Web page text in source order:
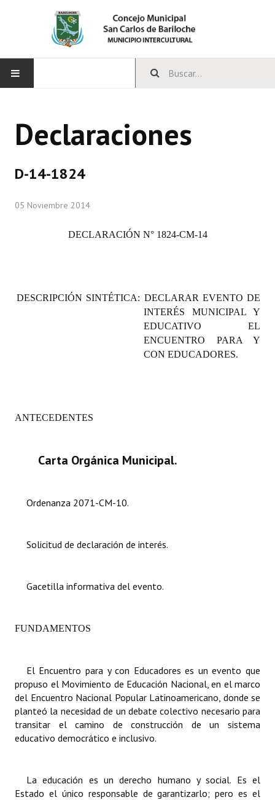
CONCEJO
Comisiones Especiales
Reglamento Interno
DOCUMENTOS
Proyectos Presentados
Informes de Unidad Coordinadora
Actas de Audiencias Públicas
NORMATIVA
Comunicaciones
Resoluciones
Declaraciones
D-14-1824
05 Noviembre 2014
DECLARACIÓN N° 1824-CM-14
DESCRIPCIÓN SINTÉTICA: DECLARAR EVENTO DE
INTERÉS MUNICIPAL Y
EDUCATIVO EL
ENCUENTRO PARA Y
CON EDUCADORES.
ANTECEDENTES
Carta Orgánica Municipal.
Ordenanza 2071-CM-10.
Solicitud de declaración de interés.
Gacetilla informativa del evento.
FUNDAMENTOS
El Encuentro para y con Educadores es un evento que
propuso el Movimiento de Educación Nacional, en el marco
del Encuentro Nacional Popular Latinoamericano, donde se
planteó la necesidad de un debate colectivo necesario para
transitar el camino de construcción de un sistema
educativo democrático e inclusivo.
La educación es un derecho humano y social. Es el
Estado el único responsable de garantizarlo; pero es el